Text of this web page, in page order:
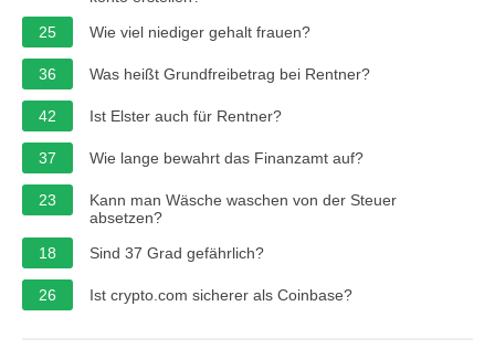
25
Wie viel niediger gehalt frauen?
36 Was heißt Grundfreibetrag bei Rentner?
42 Ist Elster auch für Rentner?
37 Wie lange bewahrt das Finanzamt auf?
23
Kann man Wäsche waschen von der Steuer
absetzen?
18
Sind 37 Grad gefährlich?
26 Ist crypto.com sicherer als Coinbase?